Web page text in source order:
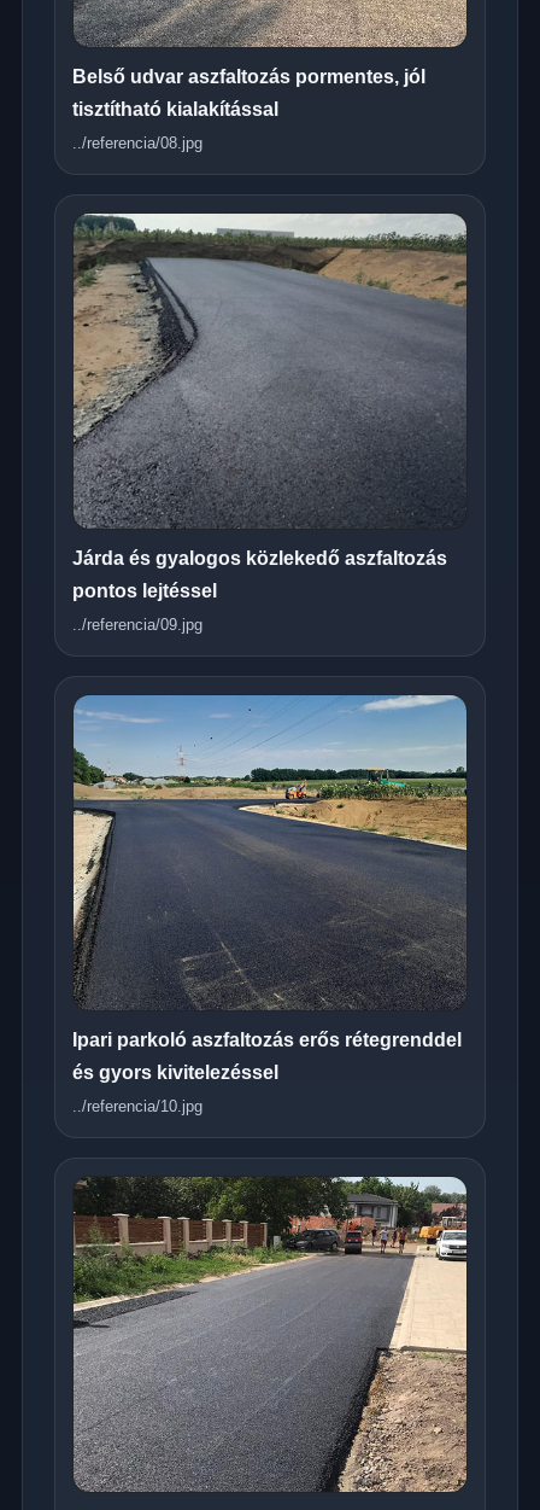
Belső udvar aszfaltozás pormentes, jól
tisztítható kialakítással
../referencia/08.jpg
Járda és gyalogos közlekedő aszfaltozás
pontos lejtéssel
../referencia/09.jpg
Ipari parkoló aszfaltozás erős rétegrenddel
és gyors kivitelezéssel
../referencia/10.jpg